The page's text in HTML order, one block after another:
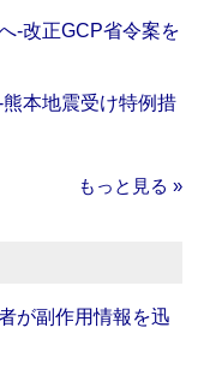
‐改正GCP省令案を
熊本地震受け特例措
もっと見る »
が副作用情報を迅